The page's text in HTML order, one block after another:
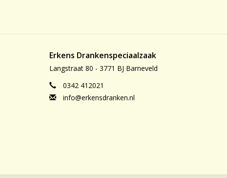
Erkens Drankenspeciaalzaak
Langstraat 80 - 3771 BJ Barneveld
0342 412021
info@erkensdranken.nl